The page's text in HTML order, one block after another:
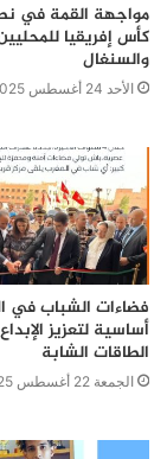
مواجهة القمة في
كأس إفريقيا
والسنغال
الأحد 24 أغسطس 2025
فضاءات الشباب في
أساسية لتعزيز
الطاقات الشابة
الجمعة 22 أغسطس 2025